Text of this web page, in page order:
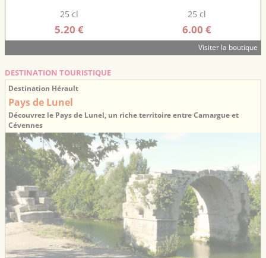
25 cl
5.20 €
25 cl
6.00 €
Visiter la boutique
DESTINATION TOURISTIQUE
Destination Hérault
Pays de Lunel
Découvrez le Pays de Lunel, un riche territoire entre Camargue et
Cévennes